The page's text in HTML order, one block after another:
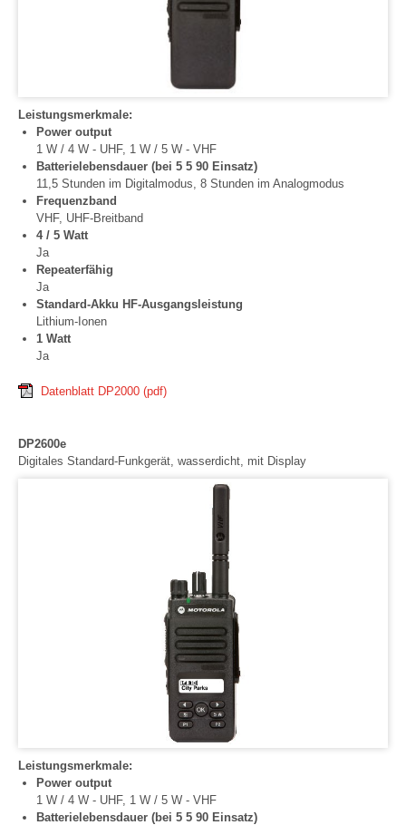
Leistungsmerkmale:
Power output
1 W / 4 W - UHF, 1 W / 5 W - VHF
Batterielebensdauer (bei 5 5 90 Einsatz)
11,5 Stunden im Digitalmodus, 8 Stunden im Analogmodus
Frequenzband
VHF, UHF-Breitband
4 / 5 Watt
Ja
Repeaterfähig
Ja
Standard-Akku HF-Ausgangsleistung
Lithium-Ionen
1 Watt
Ja
Datenblatt DP2000 (pdf)
DP2600e
Digitales Standard-Funkgerät, wasserdicht, mit Display
Leistungsmerkmale:
Power output
1 W / 4 W - UHF, 1 W / 5 W - VHF
Batterielebensdauer (bei 5 5 90 Einsatz)